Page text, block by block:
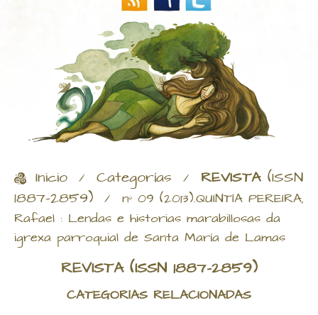
Inicio / Categorías / REVISTA (ISSN
1887-2859) / nº 09 (2013).QUINTÍA PEREIRA,
Rafael : Lendas e historias marabillosas da
igrexa parroquial de Santa María de Lamas
REVISTA(ISSN 1887-2859)
CATEGORÍAS RELACIONADAS